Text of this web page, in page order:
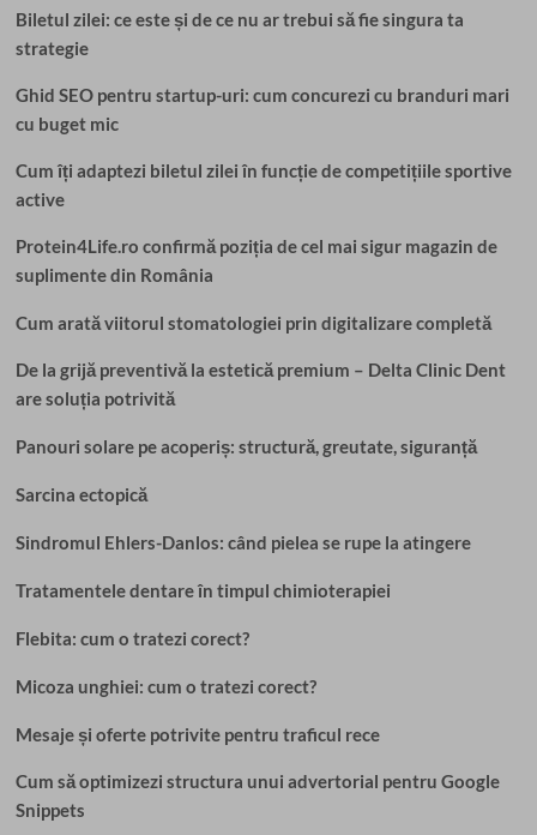
Biletul zilei: ce este și de ce nu ar trebui să fie singura ta
strategie
Ghid SEO pentru startup-uri: cum concurezi cu branduri mari
cu buget mic
Cum îți adaptezi biletul zilei în funcție de competițiile sportive
active
Protein4Life.ro confirmă poziția de cel mai sigur magazin de
suplimente din România
Cum arată viitorul stomatologiei prin digitalizare completă
De la grijă preventivă la estetică premium – Delta Clinic Dent
are soluția potrivită
Panouri solare pe acoperiș: structură, greutate, siguranță
Sarcina ectopică
Sindromul Ehlers-Danlos: când pielea se rupe la atingere
Tratamentele dentare în timpul chimioterapiei
Flebita: cum o tratezi corect?
Micoza unghiei: cum o tratezi corect?
Mesaje și oferte potrivite pentru traficul rece
Cum să optimizezi structura unui advertorial pentru Google
Snippets